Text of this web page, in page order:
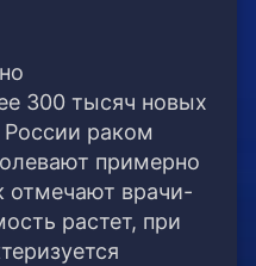
300 тысяч новых
раком
примерно
отмечают врачи-
растет, при